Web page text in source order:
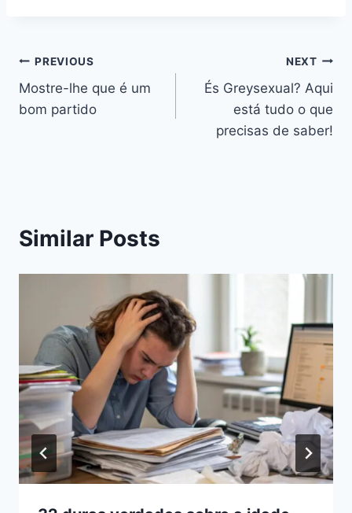
Navegação
de
PREVIOUS
Mostre-lhe que é um
bom partido
NEXT
És Greysexual? Aqui
está tudo o que
precisas de saber!
Similar Posts